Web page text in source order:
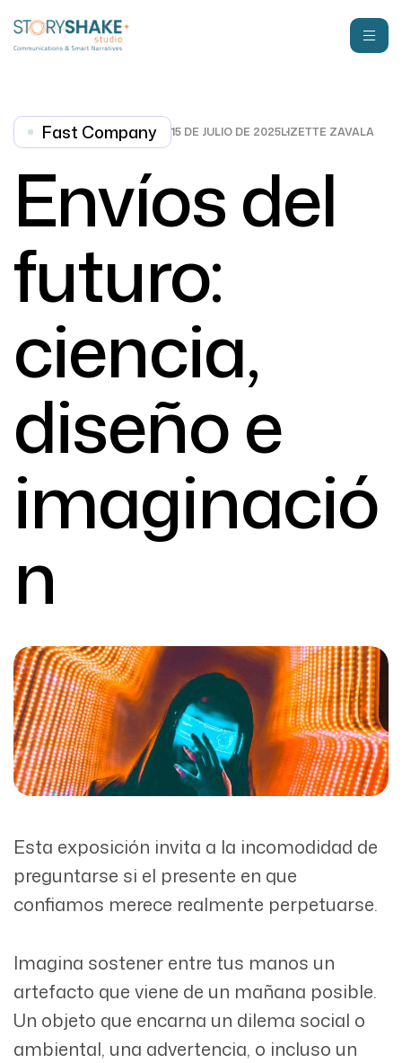
Fast Company 15 DE JULIO DE 2025LIZETTE ZAVALA
Envíos del
futuro:
ciencia,
diseño e
imaginació
n
Esta exposición invita a la incomodidad de
preguntarse si el presente en que
confiamos merece realmente perpetuarse.
Imagina sostener entre tus manos un
artefacto que viene de un mañana posible.
Un objeto que encarna un dilema social o
ambiental, una advertencia, o incluso un